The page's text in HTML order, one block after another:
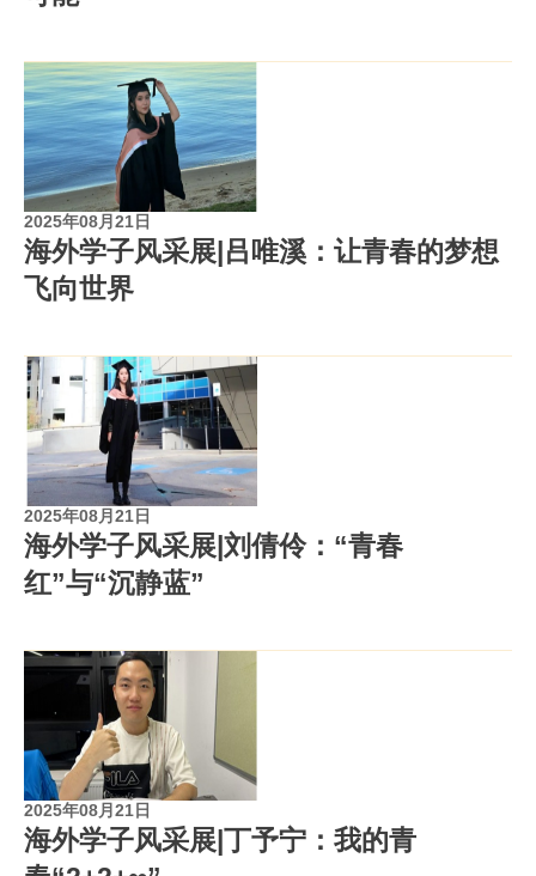
2025年08月21日
海外学子风采展|吕唯溪：让青春的梦想
飞向世界
2025年08月21日
海外学子风采展|刘倩伶：“青春
红”与“沉静蓝”
2025年08月21日
海外学子风采展|丁予宁：我的青